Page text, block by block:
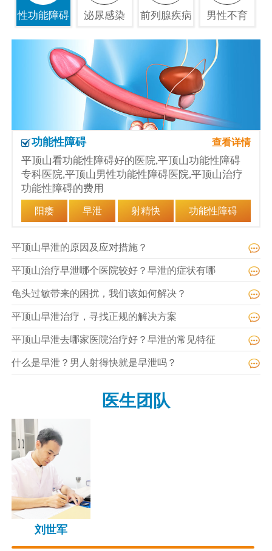
性功能障碍 泌尿感染 前列腺疾病 男性不育
功能性障碍 查看详情
平顶山看功能性障碍好的医院,平顶山功能性障碍
专科医院,平顶山男性功能性障碍医院,平顶山治疗
功能性障碍的费用
阳痿 早泄 射精快 功能性障碍
平顶山早泄的原因及应对措施？
平顶山治疗早泄哪个医院较好？早泄的症状有哪
龟头过敏带来的困扰，我们该如何解决？
平顶山早泄治疗，寻找正规的解决方案
平顶山早泄去哪家医院治疗好？早泄的常见特征
什么是早泄？男人射得快就是早泄吗？
医生团队
刘世军